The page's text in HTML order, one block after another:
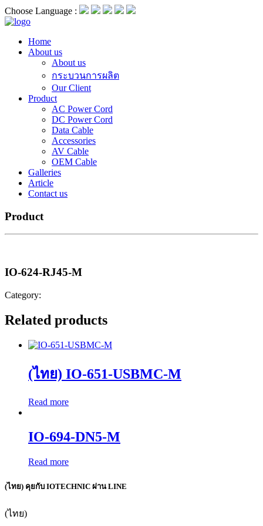
Choose Language :
Home
About us
About us
กระบวนการผลิต
Our Client
Product
AC Power Cord
DC Power Cord
Data Cable
Accessories
AV Cable
OEM Cable
Galleries
Article
Contact us
Product
IO-624-RJ45-M
Category:
Related products
(ไทย) IO-651-USBMC-M
Read more
IO-694-DN5-M
Read more
(ไทย) คุยกับ IOTECHNIC ผ่าน LINE
(ไทย)